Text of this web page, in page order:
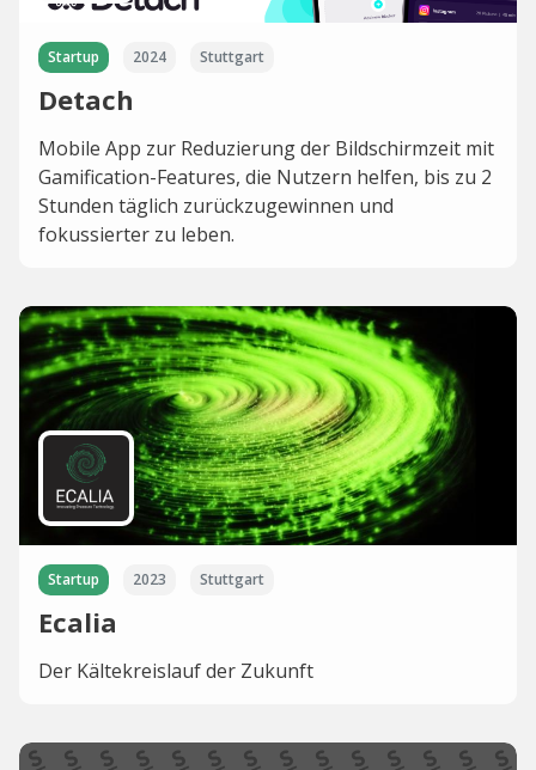
Startup 2024 Stuttgart
Detach
Mobile App zur Reduzierung der Bildschirmzeit mit
Gamification-Features, die Nutzern helfen, bis zu 2
Stunden täglich zurückzugewinnen und
fokussierter zu leben.
Startup 2023 Stuttgart
Ecalia
Der Kältekreislauf der Zukunft